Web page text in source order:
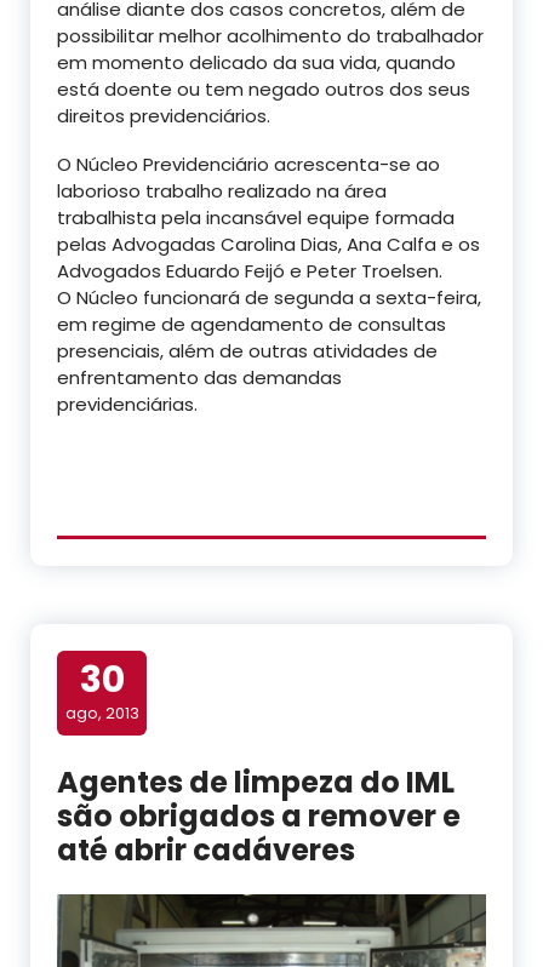
análise diante dos casos concretos, além de
possibilitar melhor acolhimento do trabalhador
em momento delicado da sua vida, quando
está doente ou tem negado outros dos seus
direitos previdenciários.
O Núcleo Previdenciário acrescenta-se ao
laborioso trabalho realizado na área
trabalhista pela incansável equipe formada
pelas Advogadas Carolina Dias, Ana Calfa e os
Advogados Eduardo Feijó e Peter Troelsen.
O Núcleo funcionará de segunda a sexta-feira,
em regime de agendamento de consultas
presenciais, além de outras atividades de
enfrentamento das demandas
previdenciárias.
30
ago, 2013
Agentes de limpeza do IML
são obrigados a remover e
até abrir cadáveres